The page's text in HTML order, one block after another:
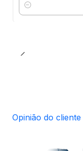
Quantidade
Opinião do